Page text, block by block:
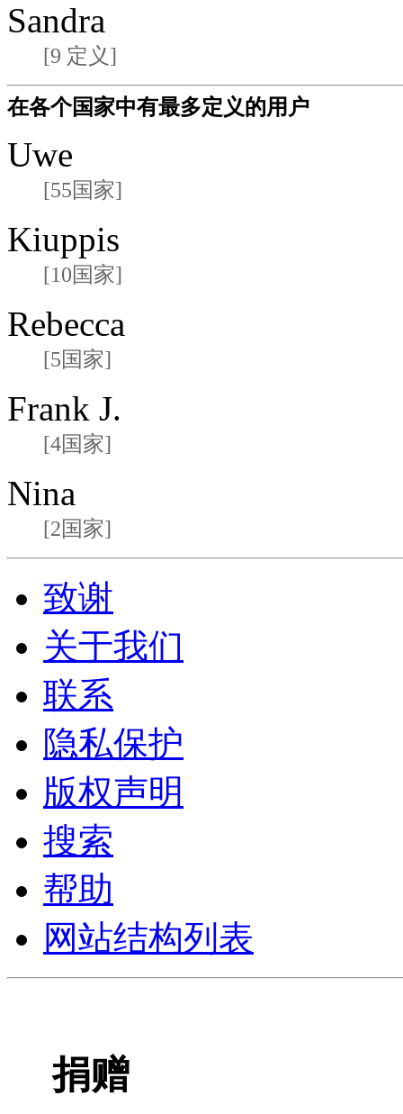
Sandra
[9 定义]
在各个国家中有最多定义的用户
Uwe
[55国家]
Kiuppis
[10国家]
Rebecca
[5国家]
Frank J.
[4国家]
Nina
[2国家]
致谢
关于我们
联系
隐私保护
版权声明
搜索
帮助
网站结构列表
捐赠